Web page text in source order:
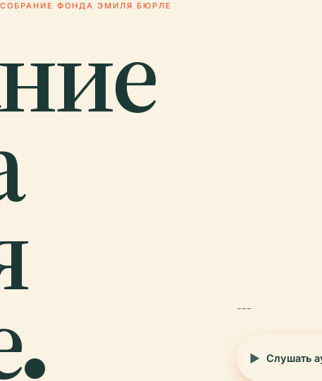
СОБРАНИЕ ФОНДА ЭМИЛЯ БЮРЛЕ
---
Слушать